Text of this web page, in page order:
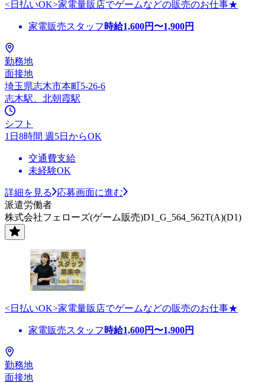
<日払いOK>家電量販店でゲームなどの販売のお仕事★
家電販売スタッフ 時給1,600円〜1,900円
勤務地
面接地
埼玉県志木市本町5-26-6
志木駅、北朝霞駅
シフト
1日8時間 週5日からOK
交通費支給
未経験OK
詳細を見る
応募画面に進む
派遣労働者
株式会社フェローズ(ゲーム販売)D1_G_564_562T(A)(D1)
<日払いOK>家電量販店でゲームなどの販売のお仕事★
家電販売スタッフ 時給1,600円〜1,900円
勤務地
面接地